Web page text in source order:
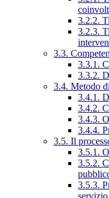
3.2.2.
3.2.3.
3.3.
3.3.1.
3.3.2.
3.4. Metodo
3.4.1.
3.4.2.
3.4.3.
3.4.4.
3.5. Il
3.5.1.
3.5.2.
3.5.3.
servizio